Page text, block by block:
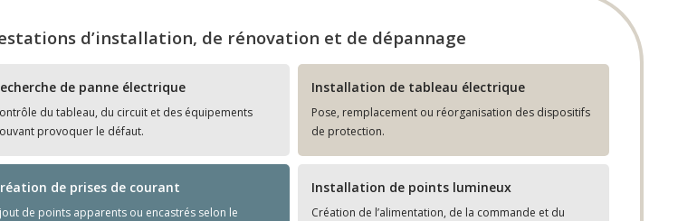
d’installation, de rénovation et de dépannage
de panne électrique
du tableau, du circuit et des équipements
provoquer le défaut.
Installation de tableau électrique
Pose, remplacement ou réorganisation des dispositifs
de protection.
de prises de courant
de points apparents ou encastrés selon le
Installation de points lumineux
Création de l’alimentation, de la commande et du